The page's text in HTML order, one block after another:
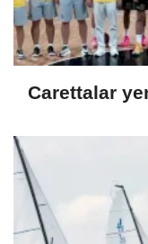
Carettalar